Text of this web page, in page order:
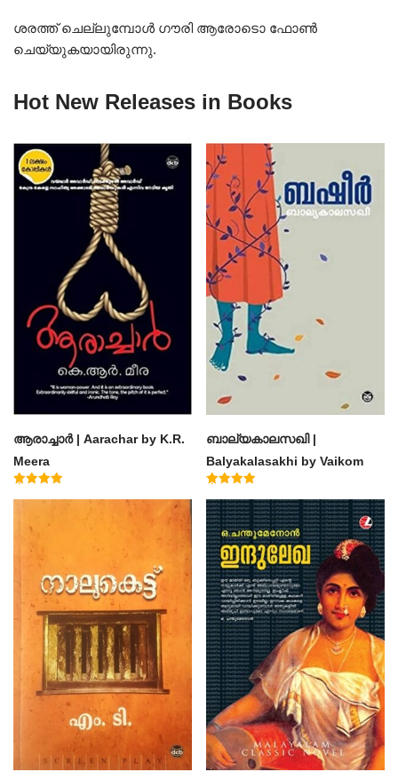
ശരത്ത് ചെല്ലുമ്പോൾ ഗൗരി ആരോടൊ ഫോൺ
ചെയ്യുകയായിരുന്നു.
Hot New Releases in Books
ആരാച്ചാര്‍ | Aarachar by K.R.
Meera
ബാല്യകാലസഖി |
Balyakalasakhi by Vaikom
Muhammad Basheer
4.60
out of 5